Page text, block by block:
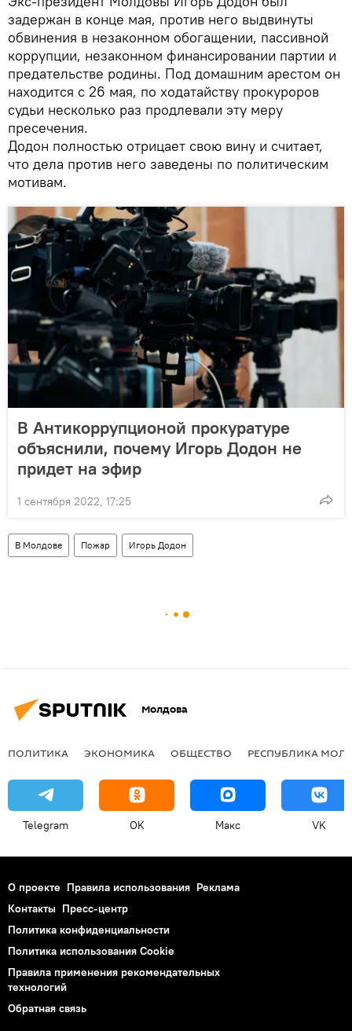
задержан в конце мая, против него выдвинуты
обвинения в незаконном обогащении, пассивной
коррупции, незаконном финансировании партии и
предательстве родины. Под домашним арестом он
находится с 26 мая, по ходатайству прокуроров
судьи несколько раз продлевали эту меру
пресечения.
Додон полностью отрицает свою вину и считает,
что дела против него заведены по политическим
мотивам.
В Антикоррупционой прокуратуре
объяснили, почему Игорь Додон не
придет на эфир
1 сентября 2022, 17:25
В Молдове Пожар Игорь Додон
Молдова
ПОЛИТИКА ЭКОНОМИКА ОБЩЕСТВО РЕСПУБЛИКА
Telegram OK Макс VK
О проекте Правила использования Реклама
Контакты Пресс-центр
Политика конфиденциальности
Политика использования Cookie
Правила применения рекомендательных
технологий
Обратная связь